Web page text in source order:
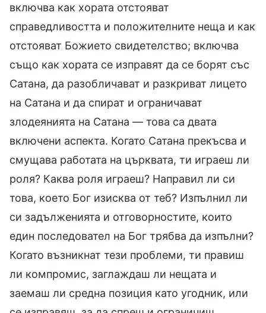
включва как хората отстояват
справедливостта и положителните неща и как
отстояват Божието свидетелство; включва
също как хората се изправят да се борят със
Сатана, да разобличават и разкриват лицето
на Сатана и да спират и ограничават
злодеянията на Сатана — това са двата
включени аспекта. Когато Сатана прекъсва и
смущава работата на църквата, ти играеш ли
роля? Каква роля играеш? Направил ли си
това, което Бог изисква от теб? Изпълнил ли
си задълженията и отговорностите, които
един последовател на Бог трябва да изпълни?
Когато възникнат тези проблеми, ти правиш
ли компромис, заглаждаш ли нещата и
заемаш ли средна позиция като угодник, или